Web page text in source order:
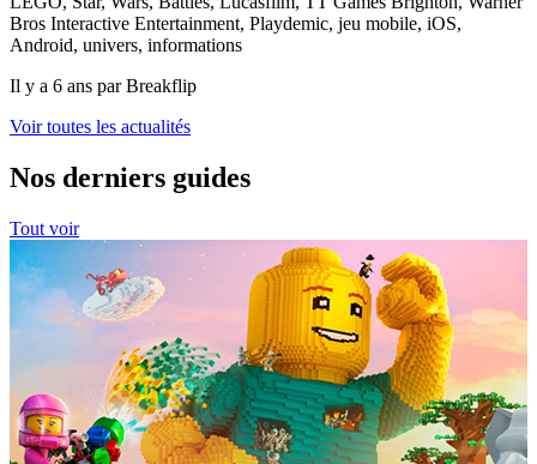
Bros Interactive Entertainment, Playdemic, jeu mobile, iOS,
Android, univers, informations
Il y a 6 ans par Breakflip
Voir toutes les actualités
Nos derniers guides
Tout voir